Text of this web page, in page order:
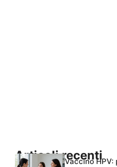
Articoli recenti
Vaccino HPV: